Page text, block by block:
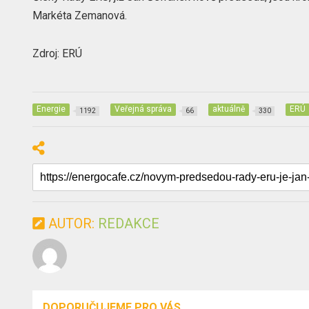
Markéta Zemanová.
Zdroj: ERÚ
Energie 1192 Veřejná správa 66 aktuálně 330 ERÚ
AUTOR: REDAKCE